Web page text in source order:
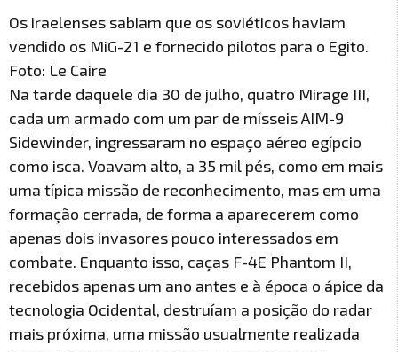
Os iraelenses sabiam que os soviéticos haviam
vendido os MiG-21 e fornecido pilotos para o Egito.
Foto: Le Caire
Na tarde daquele dia 30 de julho, quatro Mirage III,
cada um armado com um par de mísseis AIM-9
Sidewinder, ingressaram no espaço aéreo egípcio
como isca. Voavam alto, a 35 mil pés, como em mais
uma típica missão de reconhecimento, mas em uma
formação cerrada, de forma a aparecerem como
apenas dois invasores pouco interessados em
combate. Enquanto isso, caças F-4E Phantom II,
recebidos apenas um ano antes e à época o ápice da
tecnologia Ocidental, destruíam a posição do radar
mais próxima, uma missão usualmente realizada